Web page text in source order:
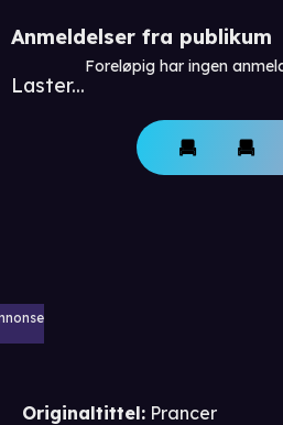
Anmeldelser fra publikum
Laster...
Foreløpig har ingen
Originaltittel: Prancer